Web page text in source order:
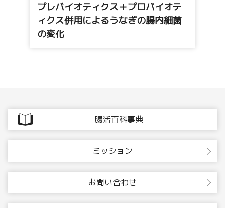
プレバイオティクス＋プロバイオテ
ィクス併用によるうなぎの腸内細菌
の変化
腸活百科事典
ミッション
お問い合わせ